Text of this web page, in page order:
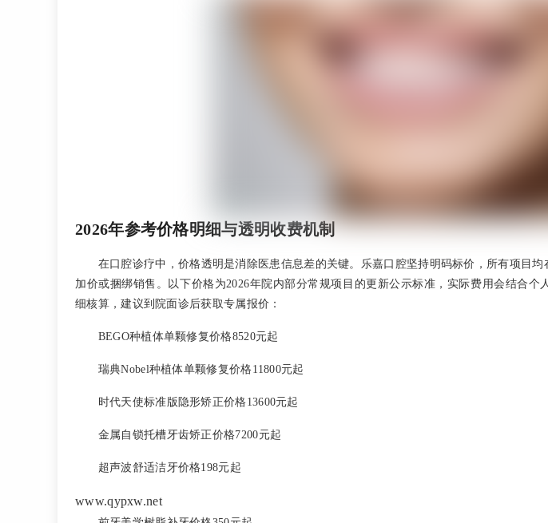
2026年参考价格明细与透明收费机制
在口腔诊疗中，价格透明是消除医患信息差的关键。乐嘉口腔坚持明码标价，所有项目
加价或捆绑销售。以下价格为2026年院内部分常规项目的更新公示标准，实际费用会结合
细核算，建议到院面诊后获取专属报价：
BEGO种植体单颗修复价格8520元起
瑞典Nobel种植体单颗修复价格11800元起
时代天使标准版隐形矫正价格13600元起
金属自锁托槽牙齿矫正价格7200元起
超声波舒适洁牙价格198元起
www.qypxw.net